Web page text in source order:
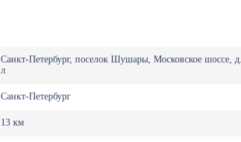
Санкт-Петербург, поселок Шушары, Московское шоссе,
л
Санкт-Петербург
13 км